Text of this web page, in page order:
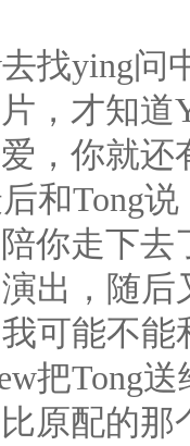
找ying问
，才知道
，你就还
和Tong
你走下去
出，随
可能不
把Tong
原配的